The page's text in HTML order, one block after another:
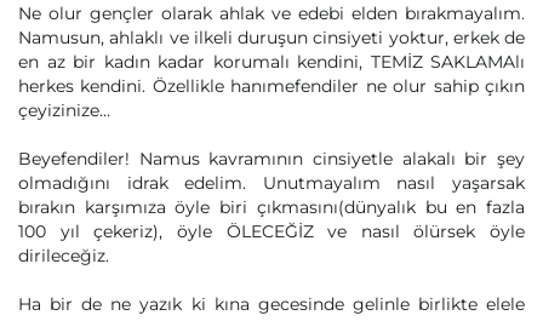
Ne olur gençler olarak ahlak ve edebi elden bırakmayalım.
Namusun, ahlaklı ve ilkeli duruşun cinsiyeti yoktur, erkek de
en az bir kadın kadar korumalı kendini, TEMİZ SAKLAMAlı
herkes kendini. Özellikle hanımefendiler ne olur sahip çıkın
çeyizinize…
Beyefendiler! Namus kavramının cinsiyetle alakalı bir şey
olmadığını idrak edelim. Unutmayalım nasıl yaşarsak
bırakın karşımıza öyle biri çıkmasını(dünyalık bu en fazla
100 yıl çekeriz), öyle ÖLECEĞİZ ve nasıl ölürsek öyle
dirileceğiz.
Ha bir de ne yazık ki kına gecesinde gelinle birlikte elele